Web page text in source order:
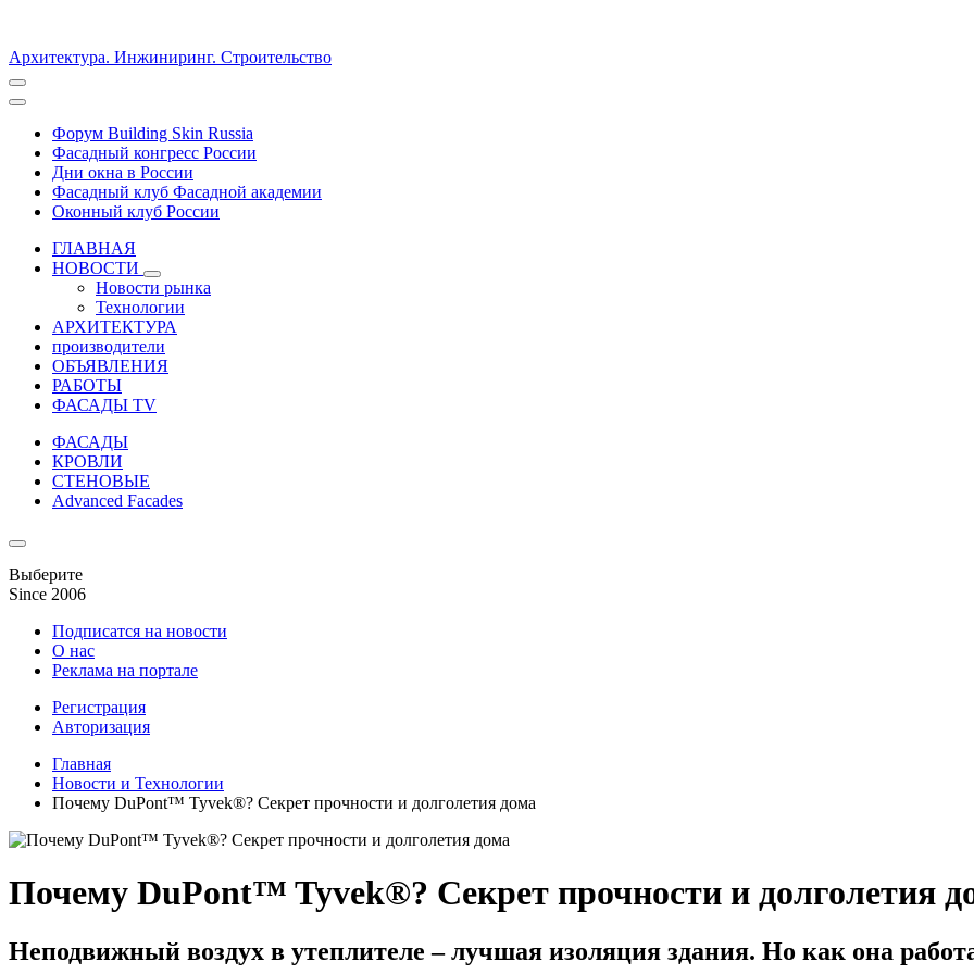
Архитектура. Инжиниринг. Строительство
Форум Building Skin Russia
Фасадный конгресс России
Дни окна в России
Фасадный клуб Фасадной академии
Оконный клуб России
ГЛАВНАЯ
НОВОСТИ
Новости рынка
Технологии
АРХИТЕКТУРА
производители
ОБЪЯВЛЕНИЯ
РАБОТЫ
ФАСАДЫ TV
ФАСАДЫ
КРОВЛИ
СТЕНОВЫЕ
Advanced Facades
Выберите
Since 2006
Подписатся на новости
О нас
Реклама на портале
Регистрация
Авторизация
Главная
Новости и Технологии
Почему DuPont™ Tyvek®? Секрет прочности и долголетия дома
Почему DuPont™ Tyvek®? Секрет прочности и долголетия
Неподвижный воздух в утеплителе – лучшая изоляция здания. Но как она